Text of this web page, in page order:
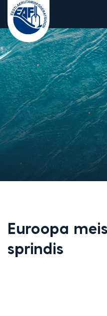
Eesti Aerutamisföderatsioon
Euroopa
sprindis